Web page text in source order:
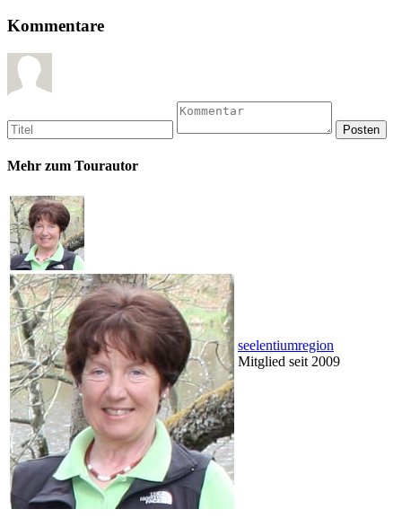
Kommentare
Mehr zum Tourautor
seelentiumregion
Mitglied seit 2009